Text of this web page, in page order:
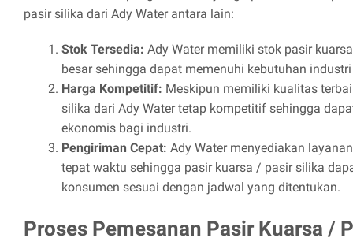
pasir silika dari Ady Water antara lain:
Stok Tersedia: Ady Water memiliki stok pasir
besar sehingga dapat memenuhi kebutuhan
Harga Kompetitif: Meskipun memiliki kualitas
silika dari Ady Water tetap kompetitif sehingga
ekonomis bagi industri.
Pengiriman Cepat: Ady Water menyediakan
tepat waktu sehingga pasir kuarsa / pasir silika
konsumen sesuai dengan jadwal yang ditentukan.
Proses Pemesanan Pasir Kuarsa /